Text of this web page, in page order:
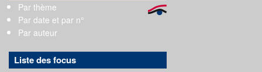
Par thème
Par date et par n°
Par auteur
Liste des focus